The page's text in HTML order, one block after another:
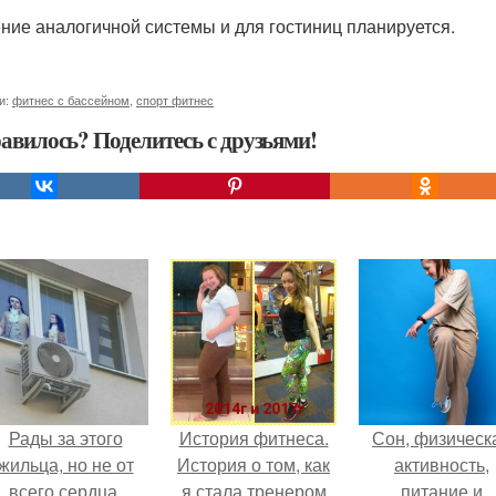
аналогичной системы и для гостиниц планируется.
фитнес с бассейном спорт фитнес
Поделитесь с друзьями!
Рады за этого
но не от
История фитнеса.
История о том, как
Сон,
активность,